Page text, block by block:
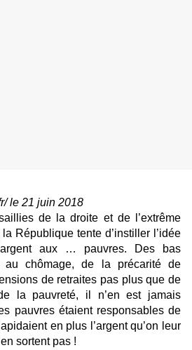
le 21 juin 2018
de la droite et de l’extrême
République tente d’instiller l’idée
aux … pauvres. Des bas
chômage, de la précarité de
de retraites pas plus que de
la pauvreté, il n’en est jamais
pauvres étaient responsables de
en plus l’argent qu’on leur
sortent pas !